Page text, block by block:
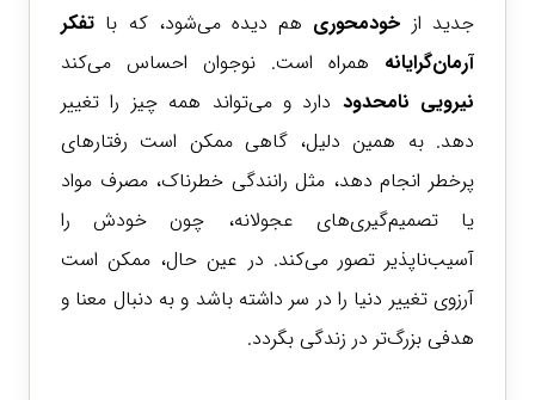
جدید از خودمحوری هم دیده می‌شود، که با تفکر
آرمان‌گرایانه همراه است. نوجوان احساس می‌کند
نیرویی نامحدود دارد و می‌تواند همه چیز را تغییر
دهد. به همین دلیل، گاهی ممکن است رفتارهای
پرخطر انجام دهد، مثل رانندگی خطرناک، مصرف مواد
یا تصمیم‌گیری‌های عجولانه، چون خودش را
آسیب‌ناپذیر تصور می‌کند. در عین حال، ممکن است
آرزوی تغییر دنیا را در سر داشته باشد و به دنبال معنا و
هدفی بزرگ‌تر در زندگی بگردد.